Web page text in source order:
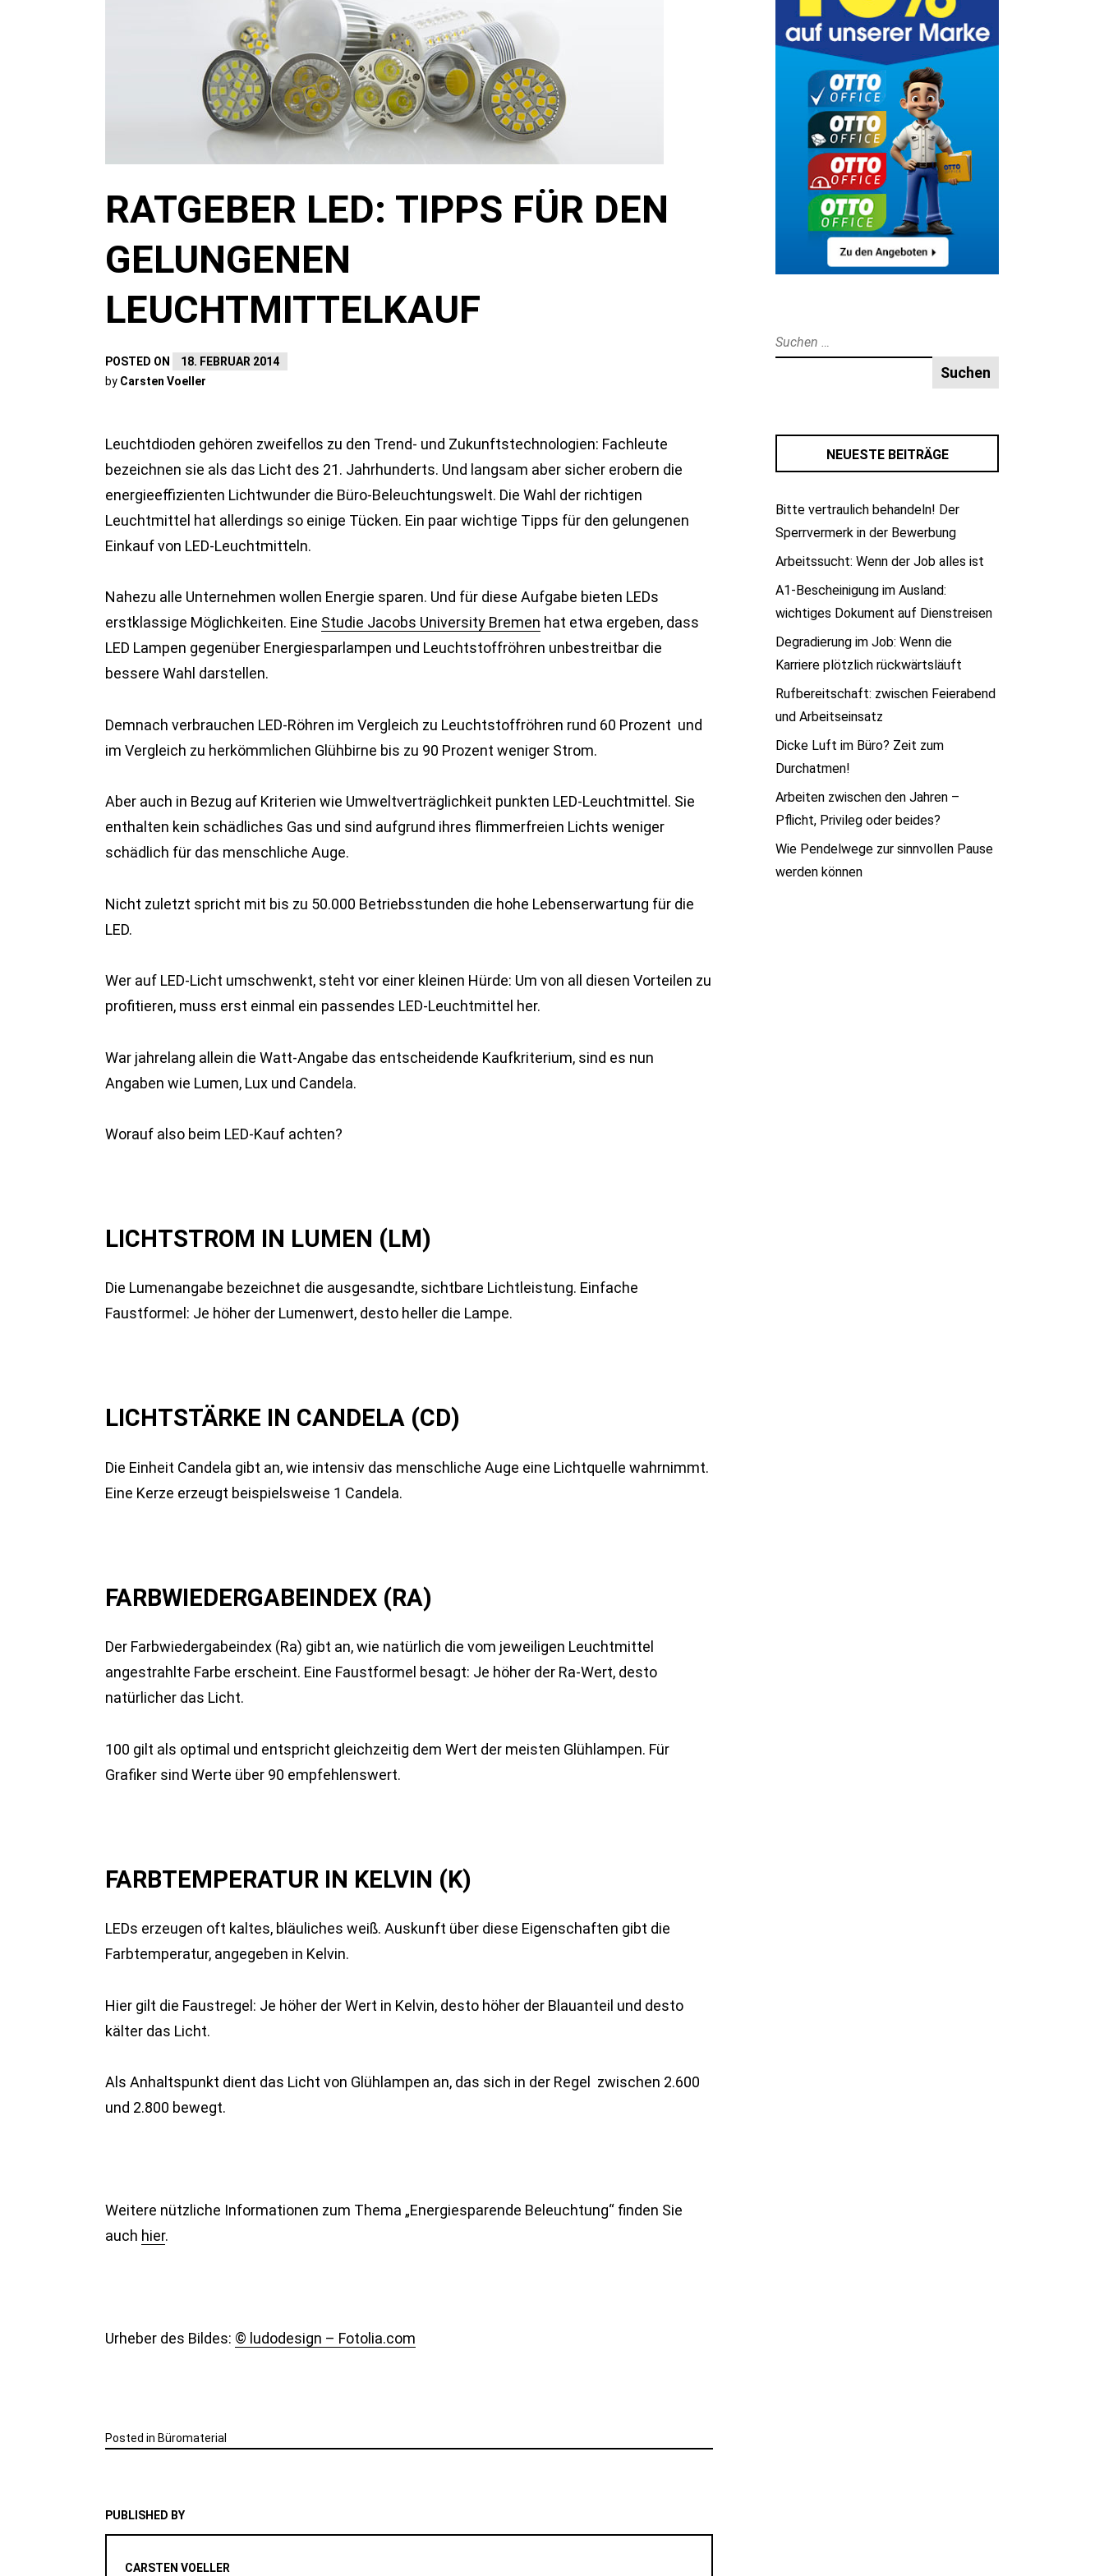
RATGEBER LED: TIPPS FÜR DEN
GELUNGENEN
LEUCHTMITTELKAUF
POSTED ON
18. FEBRUAR 2014
by Carsten Voeller
Leuchtdioden gehören zweifellos zu den Trend- und Zukunftstechnologien: Fachleute
bezeichnen sie als das Licht des 21. Jahrhunderts. Und langsam aber sicher erobern die
energieeffizienten Lichtwunder die Büro-Beleuchtungswelt. Die Wahl der richtigen
Leuchtmittel hat allerdings so einige Tücken. Ein paar wichtige Tipps für den gelungenen
Einkauf von LED-Leuchtmitteln.
Nahezu alle Unternehmen wollen Energie sparen. Und für diese Aufgabe bieten LEDs
erstklassige Möglichkeiten. Eine Studie Jacobs University Bremen hat etwa ergeben, dass
LED Lampen gegenüber Energiesparlampen und Leuchtstoffröhren unbestreitbar die
bessere Wahl darstellen.
Demnach verbrauchen LED-Röhren im Vergleich zu Leuchtstoffröhren rund 60 Prozent und
im Vergleich zu herkömmlichen Glühbirne bis zu 90 Prozent weniger Strom.
Aber auch in Bezug auf Kriterien wie Umweltverträglichkeit punkten LED-Leuchtmittel. Sie
enthalten kein schädliches Gas und sind aufgrund ihres flimmerfreien Lichts weniger
schädlich für das menschliche Auge.
Nicht zuletzt spricht mit bis zu 50.000 Betriebsstunden die hohe Lebenserwartung für die
LED.
Wer auf LED-Licht umschwenkt, steht vor einer kleinen Hürde: Um von all diesen Vorteilen zu
profitieren, muss erst einmal ein passendes LED-Leuchtmittel her.
War jahrelang allein die Watt-Angabe das entscheidende Kaufkriterium, sind es nun
Angaben wie Lumen, Lux und Candela.
Worauf also beim LED-Kauf achten?
LICHTSTROM IN LUMEN (LM)
Die Lumenangabe bezeichnet die ausgesandte, sichtbare Lichtleistung. Einfache
Faustformel: Je höher der Lumenwert, desto heller die Lampe.
LICHTSTÄRKE IN CANDELA (CD)
Die Einheit Candela gibt an, wie intensiv das menschliche Auge eine Lichtquelle wahrnimmt.
Eine Kerze erzeugt beispielsweise 1 Candela.
FARBWIEDERGABEINDEX (RA)
Der Farbwiedergabeindex (Ra) gibt an, wie natürlich die vom jeweiligen Leuchtmittel
angestrahlte Farbe erscheint. Eine Faustformel besagt: Je höher der Ra-Wert, desto
natürlicher das Licht.
100 gilt als optimal und entspricht gleichzeitig dem Wert der meisten Glühlampen. Für
Grafiker sind Werte über 90 empfehlenswert.
FARBTEMPERATUR IN KELVIN (K)
LEDs erzeugen oft kaltes, bläuliches weiß. Auskunft über diese Eigenschaften gibt die
Farbtemperatur, angegeben in Kelvin.
Hier gilt die Faustregel: Je höher der Wert in Kelvin, desto höher der Blauanteil und desto
kälter das Licht.
Als Anhaltspunkt dient das Licht von Glühlampen an, das sich in der Regel zwischen 2.600
und 2.800 bewegt.
Weitere nützliche Informationen zum Thema „Energiesparende Beleuchtung“ finden Sie
auch hier.
Urheber des Bildes: © ludodesign – Fotolia.com
Posted in Büromaterial
PUBLISHED BY
CARSTEN VOELLER
Suche
nach:
NEUESTE BEITRÄGE
Bitte vertraulich behandeln! Der
Sperrvermerk in der Bewerbung
Arbeitssucht: Wenn der Job alles ist
A1-Bescheinigung im Ausland:
wichtiges Dokument auf Dienstreisen
Degradierung im Job: Wenn die
Karriere plötzlich rückwärtsläuft
Rufbereitschaft: zwischen Feierabend
und Arbeitseinsatz
Dicke Luft im Büro? Zeit zum
Durchatmen!
Arbeiten zwischen den Jahren –
Pflicht, Privileg oder beides?
Wie Pendelwege zur sinnvollen Pause
werden können